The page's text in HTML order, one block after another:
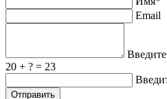
Email
20 + ? = 23